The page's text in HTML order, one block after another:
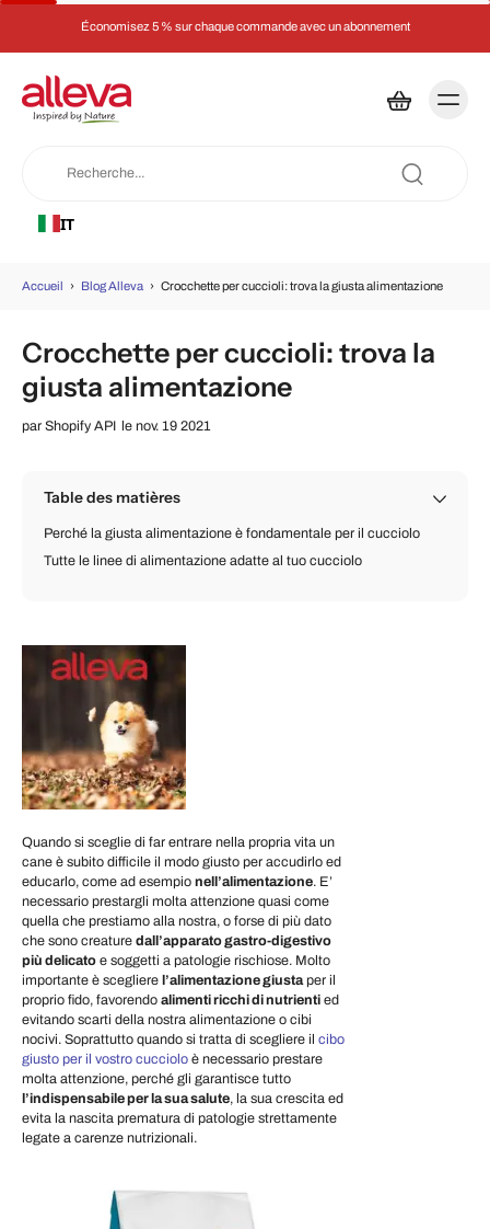
Économisez 5 % sur chaque commande avec un abonnement
IT
Accueil › Blog Alleva › Crocchette per cuccioli: trova la giusta alimentazione
Crocchette per cuccioli: trova la
giusta alimentazione
par Shopify API le nov. 19 2021
Table des matières
Perché la giusta alimentazione è fondamentale per il cucciolo
Tutte le linee di alimentazione adatte al tuo cucciolo
Quando si sceglie di far entrare nella propria vita un
cane è subito difficile il modo giusto per accudirlo ed
educarlo, come ad esempio nell’alimentazione. E’
necessario prestargli molta attenzione quasi come
quella che prestiamo alla nostra, o forse di più dato
che sono creature dall’apparato gastro-digestivo
più delicato e soggetti a patologie rischiose. Molto
importante è scegliere l’alimentazione giusta per il
proprio fido, favorendo alimenti ricchi di nutrienti ed
evitando scarti della nostra alimentazione o cibi
nocivi. Soprattutto quando si tratta di scegliere il cibo
giusto per il vostro cucciolo è necessario prestare
molta attenzione, perché gli garantisce tutto
l’indispensabile per la sua salute, la sua crescita ed
evita la nascita prematura di patologie strettamente
legate a carenze nutrizionali.